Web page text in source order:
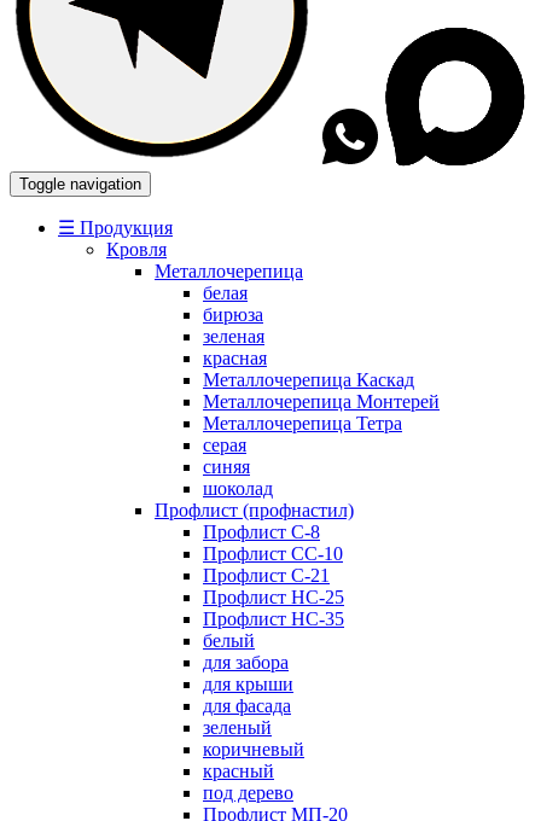
Toggle navigation
☰ Продукция
Кровля
Металлочерепица
белая
бирюза
зеленая
красная
Металлочерепица Каскад
Металлочерепица Монтерей
Металлочерепица Тетра
серая
синяя
шоколад
Профлист (профнастил)
Профлист С-8
Профлист СС-10
Профлист C-21
Профлист НС-25
Профлист НС-35
белый
для забора
для крыши
для фасада
зеленый
коричневый
красный
под дерево
Профлист МП-20